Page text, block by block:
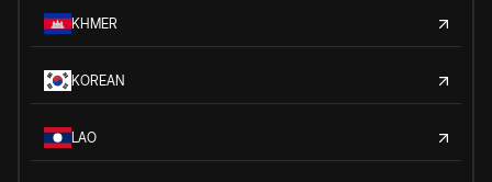
KHMER
KOREAN
LAO